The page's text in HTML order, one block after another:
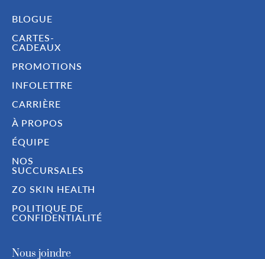
BLOGUE
CARTES-
CADEAUX
PROMOTIONS
INFOLETTRE
CARRIÈRE
À PROPOS
ÉQUIPE
NOS
SUCCURSALES
ZO SKIN HEALTH
POLITIQUE DE
CONFIDENTIALITÉ
Nous joindre